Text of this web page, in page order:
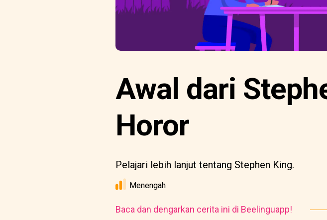
Awal dari
Horor
Pelajari lebih lanjut tentang Stephen King.
Menengah
Baca dan dengarkan cerita ini di Beelinguapp!